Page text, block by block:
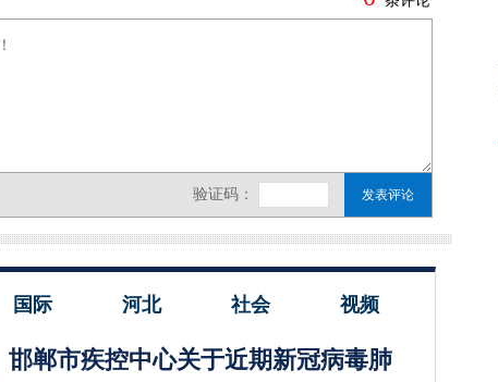
国际 河北 社会 视频
邯郸市疾控中心关于近期新冠病毒肺